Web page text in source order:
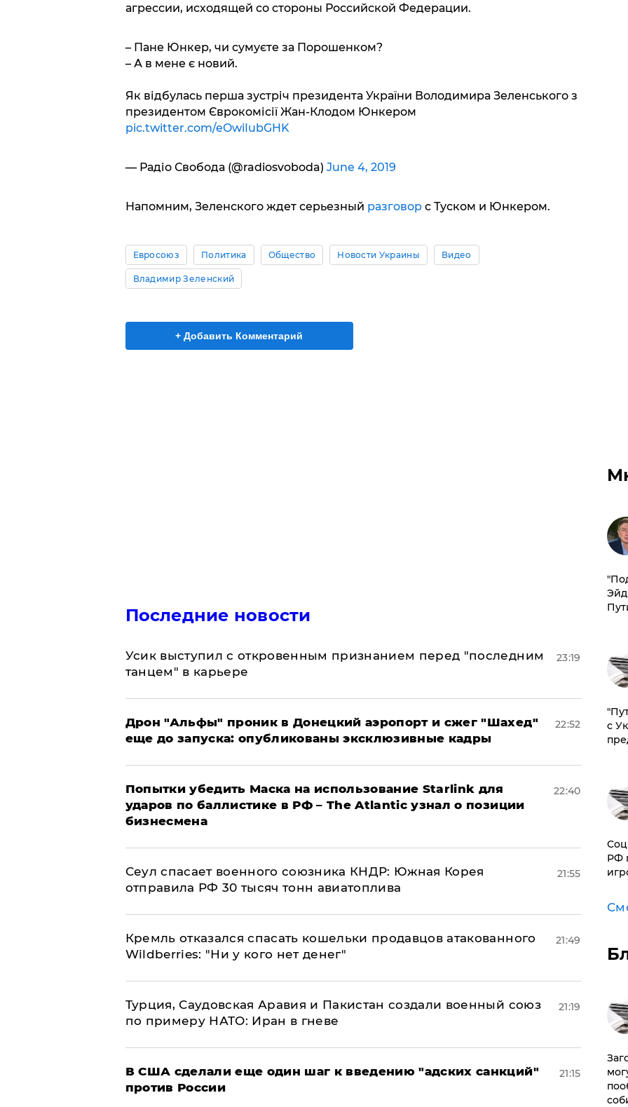
агрессии, исходящей со стороны Российской Федерации.
– Пане Юнкер, чи сумуєте за Порошенком?
– А в мене є новий.
Як відбулась перша зустріч президента України Володимира Зеленського з
президентом Єврокомісії Жан-Клодом Юнкером
pic.twitter.com/eOwiIubGHK
— Радіо Свобода (@radiosvoboda) June 4, 2019
Напомним, Зеленского ждет серьезный разговорс Туском и Юнкером.
Евросоюз Политика Общество Новости Украины Видео
Владимир Зеленский
+ Добавить Комментарий
Последние новости
Усик выступил с откровенным признанием перед "последним
танцем" в карьере
23:19
Дрон "Альфы" проник в Донецкий аэропорт и сжег "Шахед"
еще до запуска: опубликованы эксклюзивные кадры
22:52
Попытки убедить Маска на использование Starlink для
ударов по баллистике в РФ – The Atlantic узнал о позиции
бизнесмена
22:40
​Сеул спасает военного союзника КНДР: Южная Корея
отправила РФ 30 тысяч тонн авиатоплива
21:55
Кремль отказался спасать кошельки продавцов атакованного
Wildberries: "Ни у кого нет денег"
21:49
Турция, Саудовская Аравия и Пакистан создали военный союз
по примеру НАТО: Иран в гневе
21:19
В США сделали еще один шаг к введению "адских санкций"
против России
21:15
с
РФ